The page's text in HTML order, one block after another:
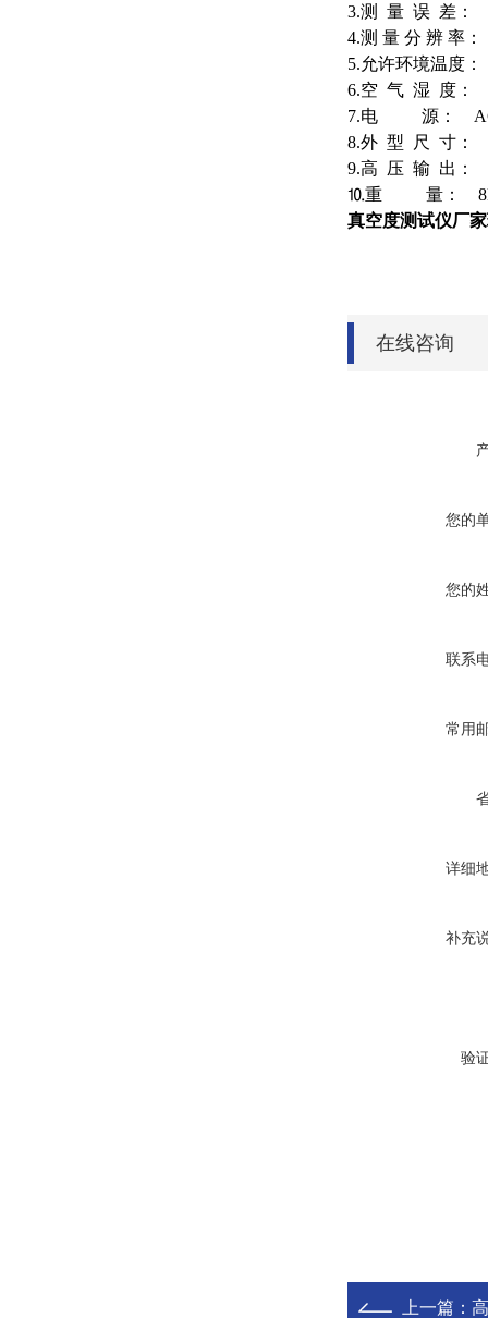
3.测 量 误 差：
4.测 量 分 辨 率
5.允许环境温度
6.空 气 湿 度：
7.电 源： AC
8.外 型 尺 寸：
9.高 压 输 出：
⒑重 量：
真空度测试仪厂
在线咨询
您的
您的
联系
常用
详细
补充
验
上一篇：